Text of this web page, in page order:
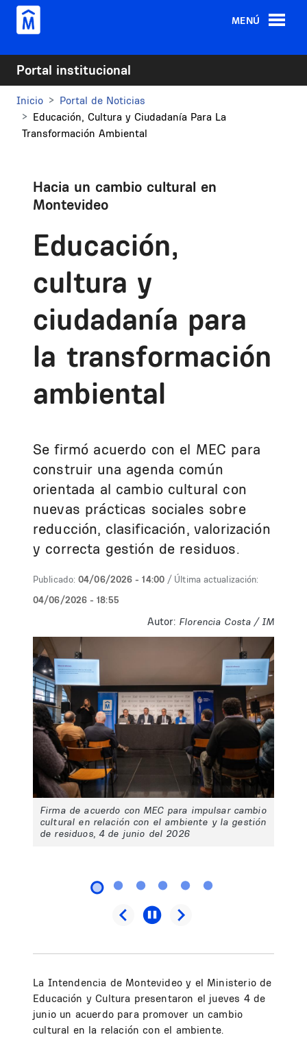
Pasar al contenido principal
MENÚ
Portal institucional
Inicio
Portal de Noticias
Educación, Cultura y Ciudadanía Para La
Transformación Ambiental
Hacia un cambio cultural en
Montevideo
Educación,
cultura y
ciudadanía para
la transformación
ambiental
Se firmó acuerdo con el MEC para
construir una agenda común
orientada al cambio cultural con
nuevas prácticas sociales sobre
reducción, clasificación, valorización
y correcta gestión de residuos.
Publicado: 04/06/2026 - 14:00 / Última actualización:
04/06/2026 - 18:55
Autor: Florencia Costa / IM
Firma de acuerdo con MEC para impulsar cambio
cultural en relación con el ambiente y la gestión
de residuos, 4 de junio del 2026
La Intendencia de Montevideo y el Ministerio de
Educación y Cultura presentaron el jueves 4 de
junio un acuerdo para promover un cambio
cultural en la relación con el ambiente.